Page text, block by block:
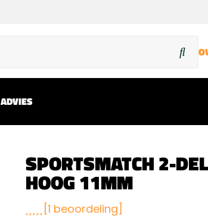
ADVIES
SPORTSMATCH 2-
HOOG 11MM
[1 beoordeling]